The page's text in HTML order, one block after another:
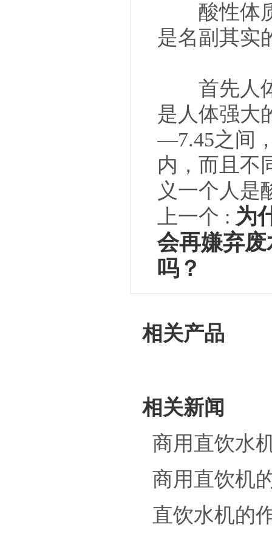
酸性体质
是名副其实
首先人体
是人体强大
—7.45之间
内，而且不
义一个人是
上一个 : 为
会再嫌弃废
吗？
相关产品
相关新闻
商用直饮水
商用直饮机
直饮水机的